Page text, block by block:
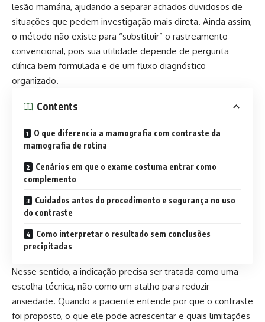
lesão mamária, ajudando a separar achados duvidosos de
situações que pedem investigação mais direta. Ainda assim,
o método não existe para “substituir” o rastreamento
convencional, pois sua utilidade depende de pergunta
clínica bem formulada e de um fluxo diagnóstico
organizado.
Contents
O que diferencia a mamografia com contraste da
mamografia de rotina
Cenários em que o exame costuma entrar como
complemento
Cuidados antes do procedimento e segurança no uso
do contraste
Como interpretar o resultado sem conclusões
precipitadas
Nesse sentido, a indicação precisa ser tratada como uma
escolha técnica, não como um atalho para reduzir
ansiedade. Quando a paciente entende por que o contraste
foi proposto, o que ele pode acrescentar e quais limitações